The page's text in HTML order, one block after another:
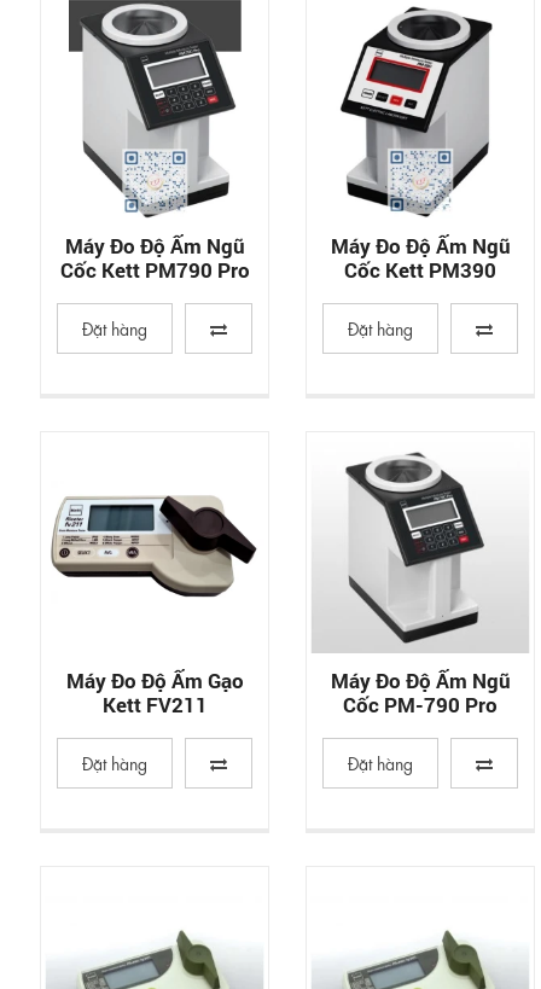
Máy Đo Độ Ẩm Ngũ
Cốc Kett PM790 Pro
Đặt hàng
Máy Đo Độ Ẩm Ngũ
Cốc Kett PM390
Đặt hàng
Máy Đo Độ Ẩm Gạo
Kett FV211
Đặt hàng
Máy Đo Độ Ẩm Ngũ
Cốc PM-790 Pro
Đặt hàng